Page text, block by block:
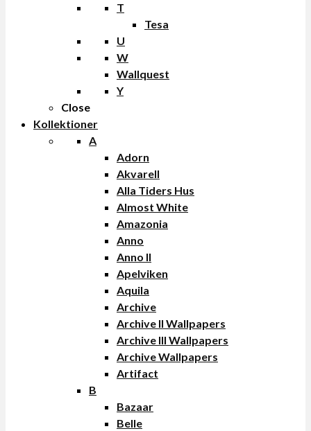
T
Tesa
U
W
Wallquest
Y
Close
Kollektioner
A
Adorn
Akvarell
Alla Tiders Hus
Almost White
Amazonia
Anno
Anno II
Apelviken
Aquila
Archive
Archive II Wallpapers
Archive III Wallpapers
Archive Wallpapers
Artifact
B
Bazaar
Belle